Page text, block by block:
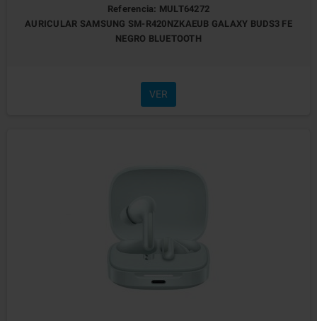
Referencia: MULT64272
AURICULAR SAMSUNG SM-R420NZKAEUB GALAXY BUDS3 FE
NEGRO BLUETOOTH
VER